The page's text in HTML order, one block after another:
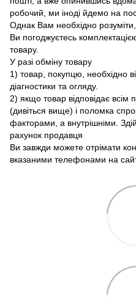
робочий, ми іноді йдемо на
Однак Вам необхідно
Ви погоджуєтесь
товару.
У разі обміну товару
1) товар, покупцю, необхідно
діагностики та огляду.
2) якщо товар відповідає всім
(дивіться вище) і поломка
факторами, а внутрішніми.
рахунок продавця
Ви завжди можете отрімати
вказаними телефонами на